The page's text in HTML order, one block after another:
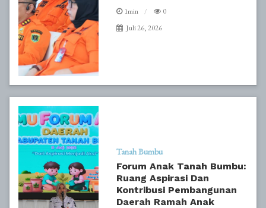
1min
0
Juli 26, 2026
Tanah Bumbu
Forum Anak Tanah Bumbu:
Ruang Aspirasi Dan
Kontribusi Pembangunan
Daerah Ramah Anak